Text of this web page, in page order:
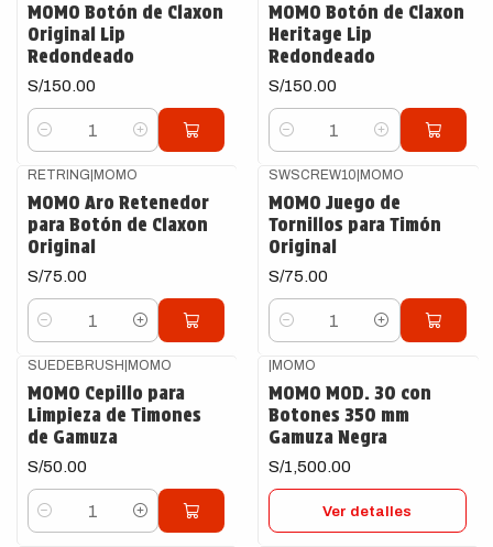
MOMO Botón de Claxon
Original Lip
Redondeado
S/150.00
Cantidad
MOMO Botón de Claxon
Heritage Lip
Redondeado
S/150.00
Cantidad
RETRING|MOMO
MOMO Aro Retenedor
para Botón de Claxon
Original
S/75.00
Cantidad
SWSCREW10|MOMO
MOMO Juego de
Tornillos para Timón
Original
S/75.00
Cantidad
SUEDEBRUSH|MOMO
MOMO Cepillo para
Limpieza de Timones
de Gamuza
S/50.00
Cantidad
|MOMO
MOMO MOD. 30 con
Botones 350 mm
Gamuza Negra
S/1,500.00
Ver detalles